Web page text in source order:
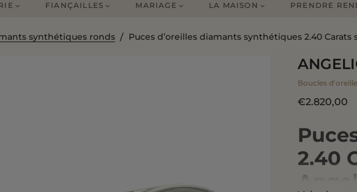
FIANÇAILLES MARIAGE LA MAISON PRENDRE
synthétiques ronds Puces d’oreilles diamants synthétiques 2.40 Carats
Boucles
€2.820,00
2.40